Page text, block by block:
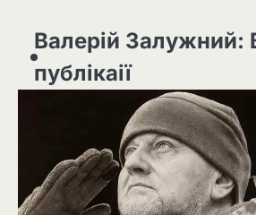
Валерій Залужний:
публікаії